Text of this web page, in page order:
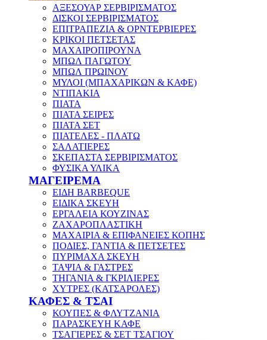
ΑΞΕΣΟΥΑΡ ΣΕΡΒΙΡΙΣΜΑΤΟΣ
ΔΙΣΚΟΙ ΣΕΡΒΙΡΙΣΜΑΤΟΣ
ΕΠΙΤΡΑΠΕΖΙΑ & ΟΡΝΤΕΡΒΙΕΡΕΣ
ΚΡΙΚΟΙ ΠΕΤΣΕΤΑΣ
ΜΑΧΑΙΡΟΠΙΡΟΥΝΑ
ΜΠΩΛ ΠΑΓΩΤΟΥ
ΜΠΩΛ ΠΡΩΙΝΟΥ
ΜΥΛΟΙ (ΜΠΑΧΑΡΙΚΩΝ & ΚΑΦΕ)
ΝΤΙΠΑΚΙΑ
ΠΙΑΤΑ
ΠΙΑΤΑ ΣΕΙΡΕΣ
ΠΙΑΤΑ ΣΕΤ
ΠΙΑΤΕΛΕΣ - ΠΛΑΤΩ
ΣΑΛΑΤΙΕΡΕΣ
ΣΚΕΠΑΣΤΑ ΣΕΡΒΙΡΙΣΜΑΤΟΣ
ΦΥΣΙΚΑ ΥΛΙΚΑ
ΜΑΓΕΙΡΕΜΑ
ΕΙΔΗ BARBEQUE
ΕΙΔΙΚΑ ΣΚΕΥΗ
ΕΡΓΑΛΕΙΑ ΚΟΥΖΙΝΑΣ
ΖΑΧΑΡΟΠΛΑΣΤΙΚΗ
ΜΑΧΑΙΡΙΑ & ΕΠΙΦΑΝΕΙΕΣ ΚΟΠΗΣ
ΠΟΔΙΕΣ, ΓΑΝΤΙΑ & ΠΕΤΣΕΤΕΣ
ΠΥΡΙΜΑΧΑ ΣΚΕΥΗ
ΤΑΨΙΑ & ΓΑΣΤΡΕΣ
ΤΗΓΑΝΙΑ & ΓΚΡΙΛΙΕΡΕΣ
ΧΥΤΡΕΣ (ΚΑΤΣΑΡΟΛΕΣ)
ΚΑΦΕΣ & ΤΣΑΙ
ΚΟΥΠΕΣ & ΦΛΥΤΖΑΝΙΑ
ΠΑΡΑΣΚΕΥΗ ΚΑΦΕ
ΤΣΑΓΙΕΡΕΣ & ΣΕΤ ΤΣΑΓΙΟΥ